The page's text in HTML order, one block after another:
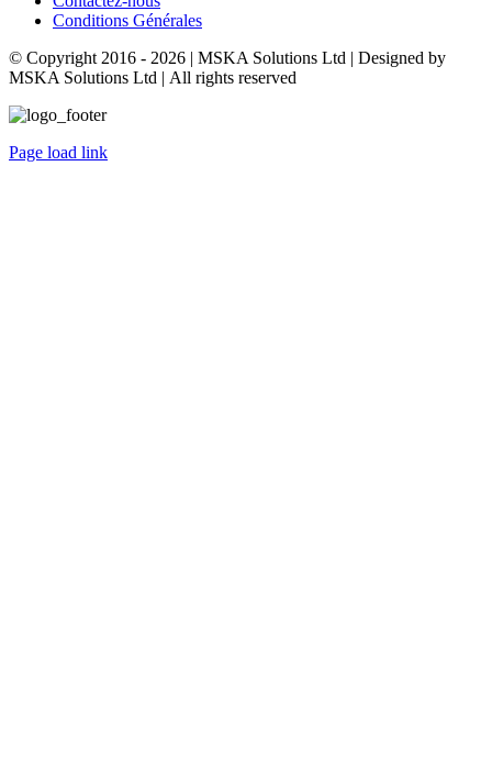
Conditions Générales
© Copyright 2016 - 2026 | MSKA Solutions Ltd | Designed by
MSKA Solutions Ltd | All rights reserved
Page load link